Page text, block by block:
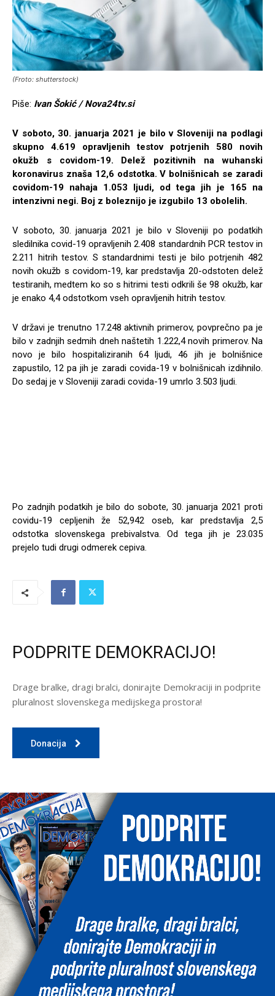
(Froto: shutterstock)
Piše: Ivan Šokić / Nova24tv.si
V soboto, 30. januarja 2021 je bilo v Sloveniji na podlagi
skupno 4.619 opravljenih testov potrjenih 580 novih
okužb s covidom-19. Delež pozitivnih na wuhanski
koronavirus znaša 12,6 odstotka. V bolnišnicah se zaradi
covidom-19 nahaja 1.053 ljudi, od tega jih je 165 na
intenzivni negi. Boj z boleznijo je izgubilo 13 obolelih.
V soboto, 30. januarja 2021 je bilo v Sloveniji po podatkih
sledilnika covid-19 opravljenih 2.408 standardnih PCR testov in
2.211 hitrih testov. S standardnimi testi je bilo potrjenih 482
novih okužb s covidom-19, kar predstavlja 20-odstoten delež
testiranih, medtem ko so s hitrimi testi odkrili še 98 okužb, kar
je enako 4,4 odstotkom vseh opravljenih hitrih testov.
V državi je trenutno 17.248 aktivnih primerov, povprečno pa je
bilo v zadnjih sedmih dneh naštetih 1.222,4 novih primerov. Na
novo je bilo hospitaliziranih 64 ljudi, 46 jih je bolnišnice
zapustilo, 12 pa jih je zaradi covida-19 v bolnišnicah izdihnilo.
Do sedaj je v Sloveniji zaradi covida-19 umrlo 3.503 ljudi.
Po zadnjih podatkih je bilo do sobote, 30. januarja 2021 proti
covidu-19 cepljenih že 52,942 oseb, kar predstavlja 2,5
odstotka slovenskega prebivalstva. Od tega jih je 23.035
prejelo tudi drugi odmerek cepiva.
PODPRITE DEMOKRACIJO!
Drage bralke, dragi bralci, donirajte Demokraciji in podprite
pluralnost slovenskega medijskega prostora!
Donacija